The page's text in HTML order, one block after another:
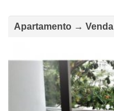
Apartamento → Venda